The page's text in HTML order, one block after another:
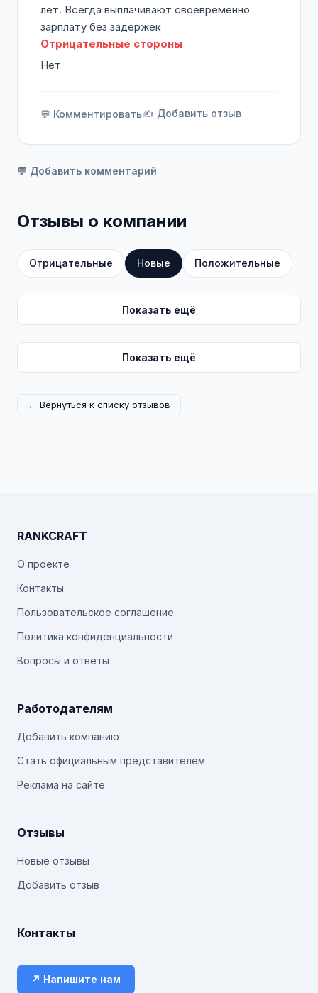
лет. Всегда выплачивают своевременно
зарплату без задержек
Отрицательные стороны
Нет
💬 Комментировать✍️ Добавить отзыв
💬 Добавить комментарий
Отзывы о компании
Отрицательные Новые Положительные
Показать ещё
Показать ещё
← Вернуться к списку отзывов
RANKCRAFT
О проекте
Контакты
Пользовательское соглашение
Политика конфиденциальности
Вопросы и ответы
Работодателям
Добавить компанию
Стать официальным представителем
Реклама на сайте
Отзывы
Новые отзывы
Добавить отзыв
Контакты
↗ Напишите нам